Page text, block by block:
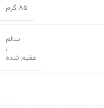
85 گرم
سالم
,
عقیم شده